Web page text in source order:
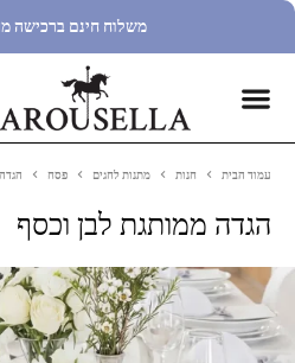
משלוח חינם ברכישה מעל 500
עמוד הבית חנות מתנות לחגים פסח
הגדה ממותגת לבן וכסף